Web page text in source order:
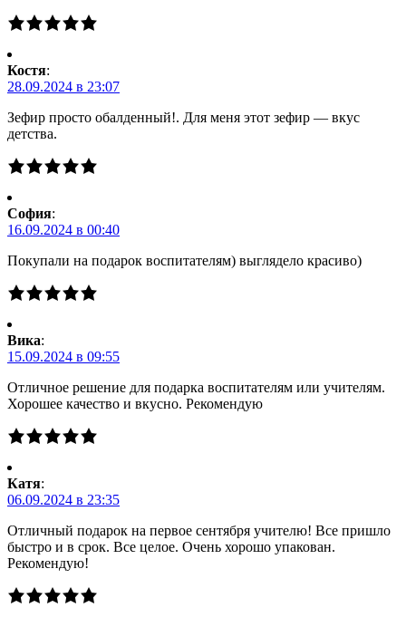
Костя:
28.09.2024 в 23:07
Зефир просто обалденный!. Для меня этот зефир — вкус
детства.
Cофия:
16.09.2024 в 00:40
Покупали на подарок воспитателям) выглядело красиво)
Вика:
15.09.2024 в 09:55
Отличное решение для подарка воспитателям или учителям.
Хорошее качество и вкусно. Рекомендую
Катя:
06.09.2024 в 23:35
Отличный подарок на первое сентября учителю! Все пришло
быстро и в срок. Все целое. Очень хорошо упакован.
Рекомендую!